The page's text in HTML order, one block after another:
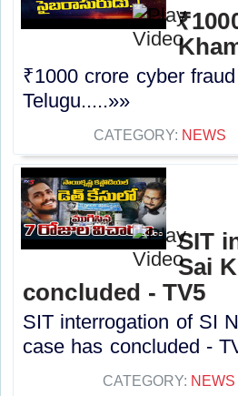
₹1000 crore cyber
Telugu.....»»
CATEGORY: NEWS
SIT
Sai
concluded - TV5
SIT interrogation of SI
case has concluded -
CATEGORY: NEWS